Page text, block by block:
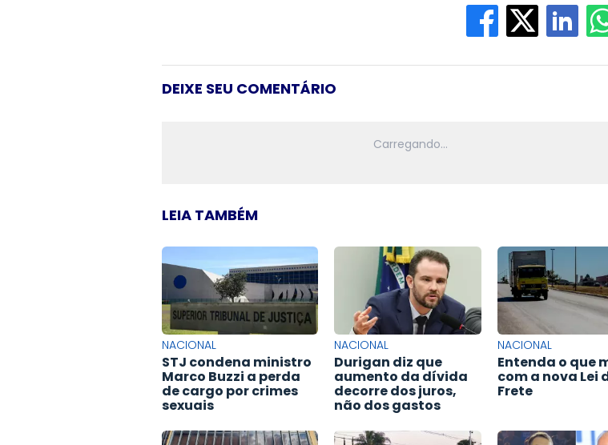
DEIXE SEU COMENTÁRIO
LEIA TAMBÉM
NACIONAL
STJ condena ministro
Marco Buzzi a perda
de cargo por crimes
sexuais
NACIONAL
Durigan diz que
aumento da dívida
decorre dos juros,
não dos gastos
NACIONAL
Entenda o que
com a nova Lei
Frete